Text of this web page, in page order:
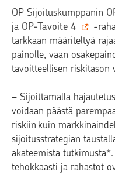
OP Sijoituskumppanin
ja OP-Tavoite 4
-
tarkkaan määriteltyä
painolle, vaan
tavoitteellisen riskitason
– Sijoittamalla
voidaan päästä
riskiin kuin
sijoitusstrategian
akateemista
tehokkaasti ja rahastot